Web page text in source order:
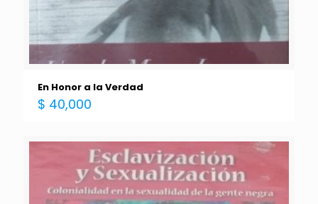
En Honor a la Verdad
$ 40,000